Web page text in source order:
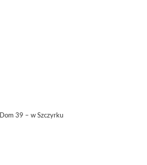
Dom 39 – w Szczyrku